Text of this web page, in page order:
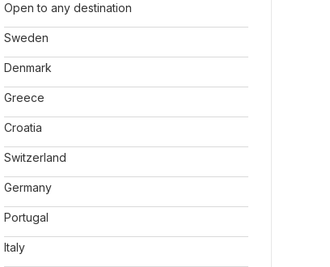
Open to any destination
Sweden
Denmark
Greece
Croatia
Switzerland
Germany
Portugal
Italy